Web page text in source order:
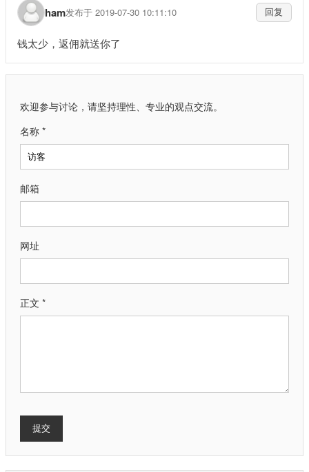
ham发布于 2019-07-30 10:11:10 回复
钱太少，返佣就送你了
欢迎参与讨论，请坚持理性、专业的观点交流。
名称 *
邮箱
网址
正文 *
提交